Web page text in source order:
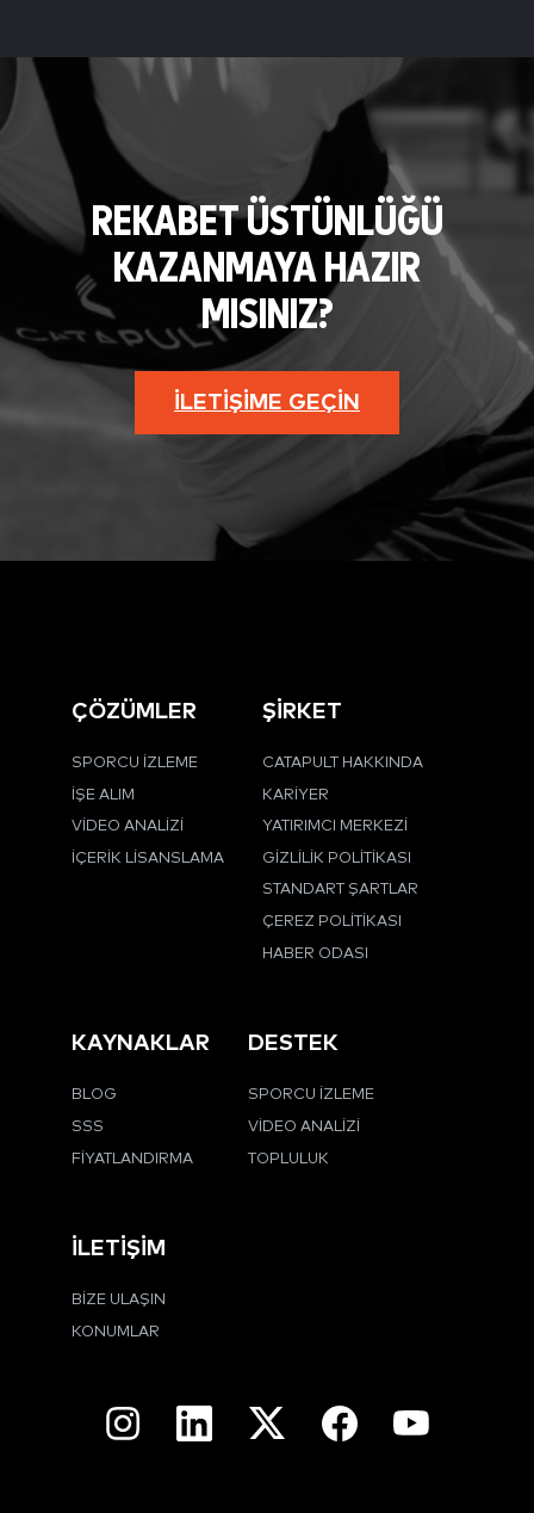
REKABET ÜSTÜNLÜĞÜ
KAZANMAYA HAZIR
MISINIZ?
İLETIŞIME GEÇIN
ÇÖZÜMLER
SPORCU İZLEME
İŞE ALIM
VIDEO ANALIZI
İÇERIK LISANSLAMA
ŞİRKET
CATAPULT HAKKINDA
KARIYER
YATIRIMCI MERKEZI
GIZLILIK POLITIKASI
STANDART ŞARTLAR
ÇEREZ POLITIKASI
HABER ODASI
KAYNAKLAR
BLOG
SSS
FIYATLANDIRMA
DESTEK
SPORCU İZLEME
VIDEO ANALIZI
TOPLULUK
İLETIŞIM
BIZE ULAŞIN
KONUMLAR